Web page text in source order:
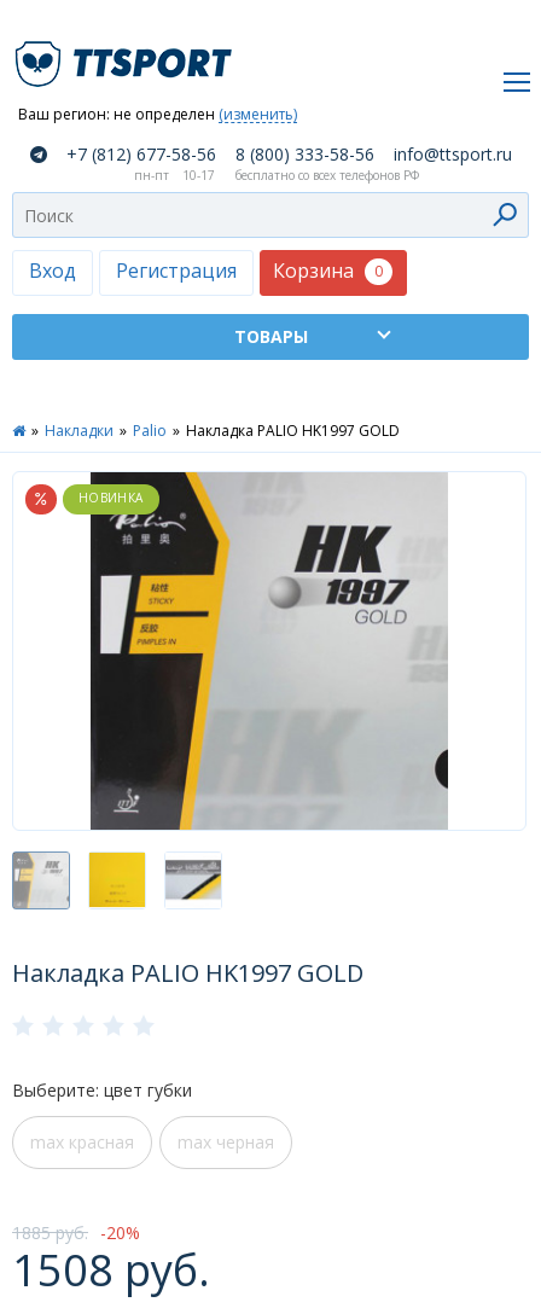
Ваш регион: не определен (изменить)
Вход Регистрация Корзина 0
компании
Как
сделать
заказ
Оплата
доставка
Москва
Дилеры
+7 (812) 677-58-56 8 (800) 333-58-56 info@ttsport.ru
пн-пт 10-17 бесплатно со всех телефонов РФ
» Накладки » Palio » Накладка PALIO HK1997 GOLD
Накладка PALIO HK1997 GOLD
Выберите: цвет губки
max красная max черная
1885 руб. 20
1508 руб.